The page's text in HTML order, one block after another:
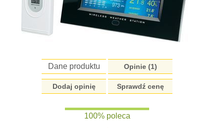
Dane produktu Opinie (1)
Dodaj opinię Sprawdź cenę
100% poleca